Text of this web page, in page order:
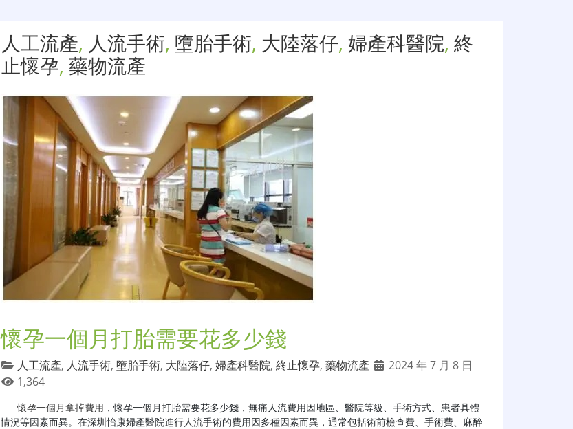
人工流產, 人流手術, 墮胎手術, 大陸落仔, 婦產科醫院, 終
止懷孕, 藥物流產
懷孕一個月打胎需要花多少錢
人工流產, 人流手術, 墮胎手術, 大陸落仔, 婦產科醫院, 終止懷孕, 藥物流產
2024 年 7 月 8 日
1,364
懷孕一個月拿掉費用 ，懷孕一個月打胎需要花多少錢，無痛人流費用因地區、醫院等級、手術方式、患者具體
情況等因素而異。在深圳怡康婦產醫院進行人流手術的費用因多種因素而異，通常包括術前檢查費、手術費、麻醉